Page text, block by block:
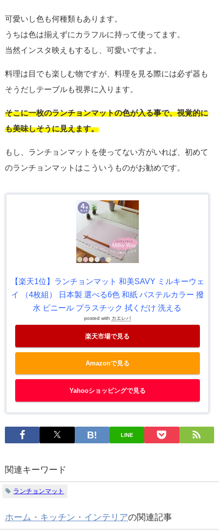
可愛いし色も何種類もあります。
うちは色は揃えずにカラフルに持って使ってます。
当然インスタ映えもするし、可愛いですよ。
料理は目でも楽しむ物ですが、料理を見る際には必ず器も
そうだしテーブルも視界に入ります。
そこに一枚のランチョンマットの色が入る事で、視覚的に
も美味しそうに見えます。
もし、ランチョンマットを使ってない方がいれば、初めて
のランチョンマットはこういうものがお勧めです。
【楽天1位】ランチョンマット 和美SAVY ミルキーウェ
イ （4枚組） 日本製 選べる6色 和紙 パステルカラー 撥
水 ビニール プラスチック 拭くだけ 洗える
posted with カエレバ
楽天市場で見る
Amazonで見る
Yahooショッピングで見る
LINE
関連キーワード
ランチョンマット
ホーム・キッチン・インテリアの関連記事